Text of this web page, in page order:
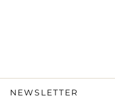
NEWSLETTER